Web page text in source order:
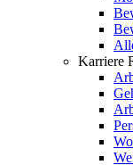
Karriere